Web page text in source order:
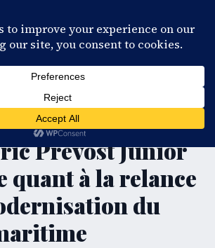
générale de
Prévost Junior
quant à la relance
du